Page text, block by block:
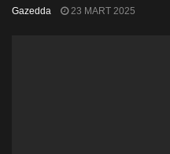
Gazedda 23 MART 2025